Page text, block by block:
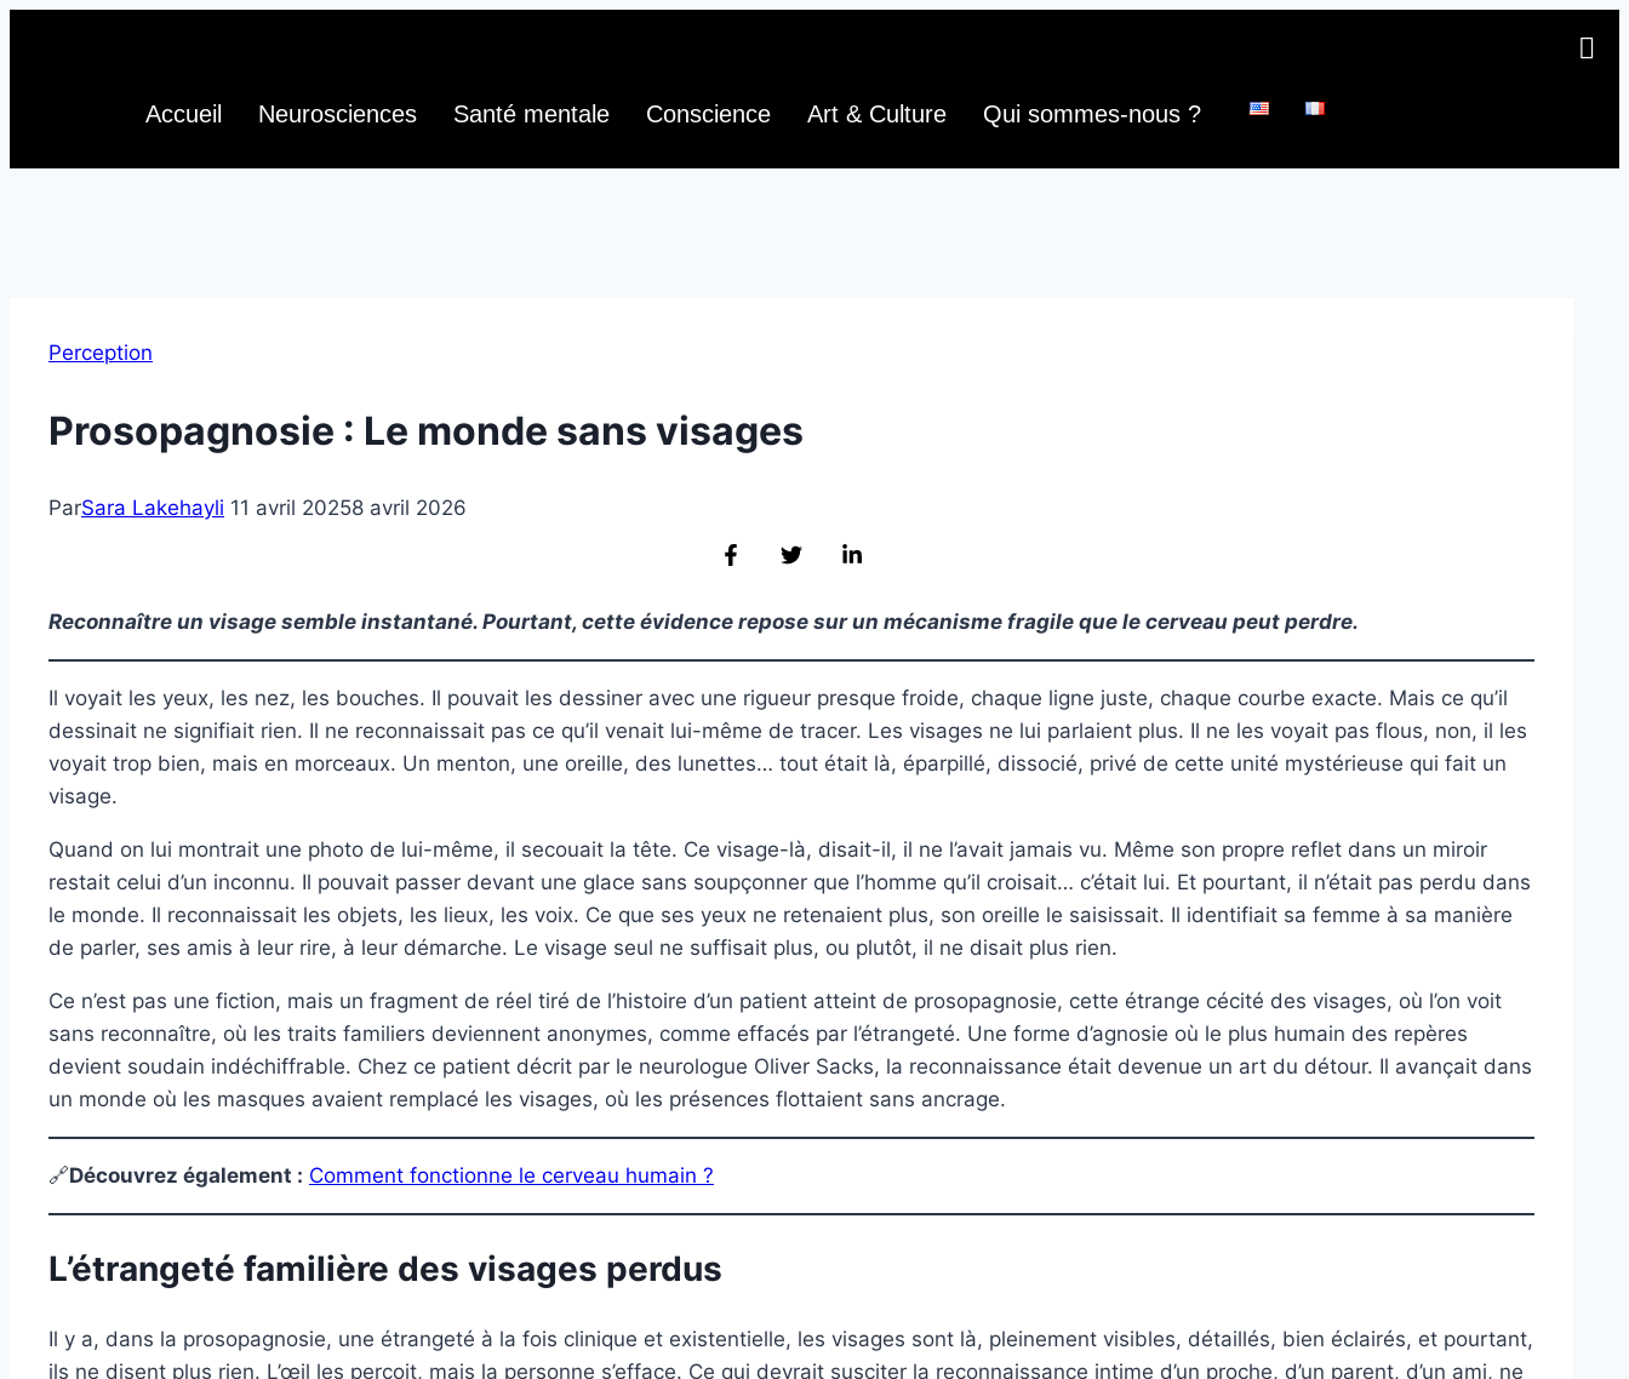
Accueil Neurosciences Santé mentale Conscience Art & Culture Qui sommes-nous ?
Perception
Prosopagnosie : Le monde sans visages
ParSara Lakehayli 11 avril 20258 avril 2026
Reconnaître un visage semble instantané. Pourtant, cette évidence repose sur un mécanisme fragile que le cerveau peut perdre.
Il voyait les yeux, les nez, les bouches. Il pouvait les dessiner avec une rigueur presque froide, chaque ligne juste, chaque courbe exacte. Mais ce qu’il
dessinait ne signifiait rien. Il ne reconnaissait pas ce qu’il venait lui-même de tracer. Les visages ne lui parlaient plus. Il ne les voyait pas flous, non, il les
voyait trop bien, mais en morceaux. Un menton, une oreille, des lunettes… tout était là, éparpillé, dissocié, privé de cette unité mystérieuse qui fait un
visage.
Quand on lui montrait une photo de lui-même, il secouait la tête. Ce visage-là, disait-il, il ne l’avait jamais vu. Même son propre reflet dans un miroir
restait celui d’un inconnu. Il pouvait passer devant une glace sans soupçonner que l’homme qu’il croisait… c’était lui. Et pourtant, il n’était pas perdu dans
le monde. Il reconnaissait les objets, les lieux, les voix. Ce que ses yeux ne retenaient plus, son oreille le saisissait. Il identifiait sa femme à sa manière
de parler, ses amis à leur rire, à leur démarche. Le visage seul ne suffisait plus, ou plutôt, il ne disait plus rien.
Ce n’est pas une fiction, mais un fragment de réel tiré de l’histoire d’un patient atteint de prosopagnosie, cette étrange cécité des visages, où l’on voit
sans reconnaître, où les traits familiers deviennent anonymes, comme effacés par l’étrangeté. Une forme d’agnosie où le plus humain des repères
devient soudain indéchiffrable. Chez ce patient décrit par le neurologue Oliver Sacks, la reconnaissance était devenue un art du détour. Il avançait dans
un monde où les masques avaient remplacé les visages, où les présences flottaient sans ancrage.
🔗Découvrez également : Comment fonctionne le cerveau humain ?
L’étrangeté familière des visages perdus
Il y a, dans la prosopagnosie, une étrangeté à la fois clinique et existentielle, les visages sont là, pleinement visibles, détaillés, bien éclairés, et pourtant,
ils ne disent plus rien. L’œil les perçoit, mais la personne s’efface. Ce qui devrait susciter la reconnaissance intime d’un proche, d’un parent, d’un ami, ne